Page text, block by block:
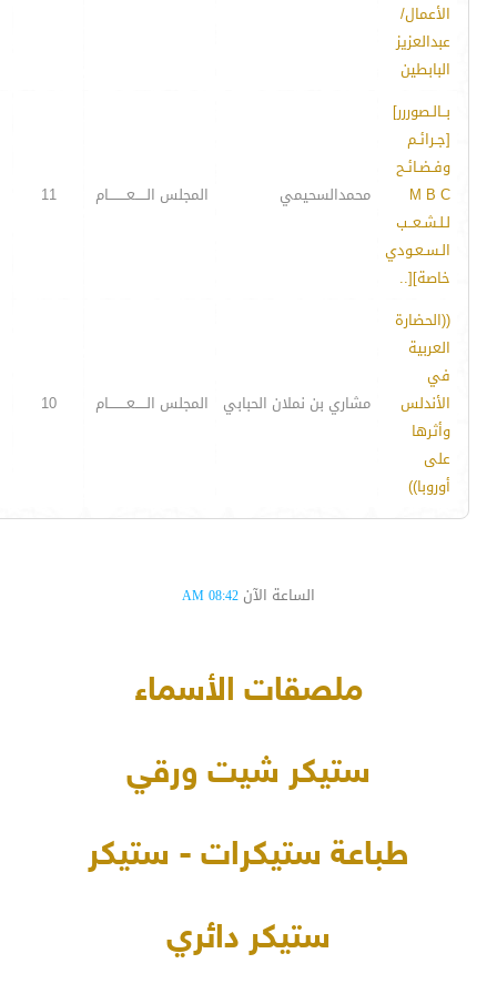
الأعمال/
عبدالعزيز
البابطين
بــالـصوررر]
[جـرائـم
وفـضـائـح
M B C
لـلـشـعــب
الـسـعـودي
خاصة][..
محمدالسحيمي المجلس الـــــعــــــــام 11
((الحضارة
العربية
في
الأندلس
وأثرها
على
أوروبا))
مشاري بن نملان الحبابي المجلس الـــــعــــــــام 10
الساعة الآن 08:42 AM
ملصقات الأسماء
ستيكر شيت ورقي
طباعة ستيكرات - ستيكر
ستيكر دائري